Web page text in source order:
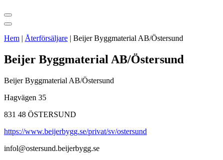
Hem | Återförsäljare | Beijer Byggmaterial AB/Östersund
Beijer Byggmaterial AB/Östersund
Beijer Byggmaterial AB/Östersund
Hagvägen 35
831 48 ÖSTERSUND
https://www.beijerbygg.se/privat/sv/ostersund
infol@ostersund.beijerbygg.se